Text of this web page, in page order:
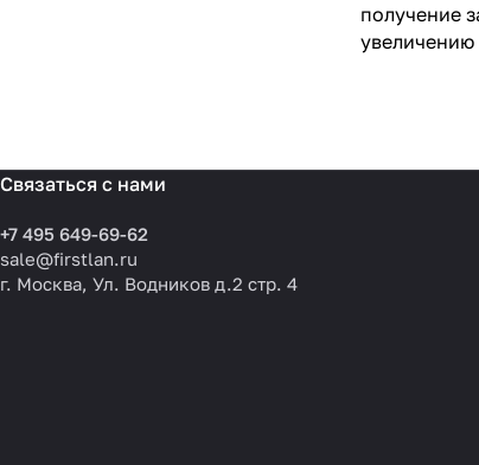
получение
увеличению
Связаться с нами
+7 495 649-69-62
sale@firstlan.ru
г. Москва, Ул. Водников д.2 стр. 4